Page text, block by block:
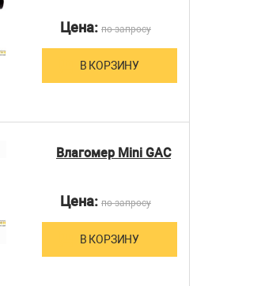
Цена: по запросу
В КОРЗИНУ
Влагомер Mini GAC
Цена: по запросу
В КОРЗИНУ